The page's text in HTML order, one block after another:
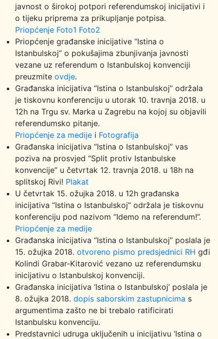
javnost o širokoj potpori referendumskoj inicijativi i
o tijeku priprema za prikupljanje potpisa.
Priopćenje Foto1 Foto2
Priopćenje građanske inicijative “Istina o
Istanbulskoj” o pokušajima zbunjivanja javnosti
vezane uz referendum o Istanbulskoj konvenciji
preuzmite ovdje.
Građanska inicijativa “Istina o Istanbulskoj” održala
je tiskovnu konferenciju u utorak 10. travnja 2018. u
12h na Trgu sv. Marka u Zagrebu na kojoj su objavili
referendumsko pitanje.
Priopćenje za medije i Fotografija
Građanska inicijativa “Istina o Istanbulskoj” vas
poziva na prosvjed “Split protiv Istanbulske
konvencije” u četvrtak 12. travnja 2018. u 18h na
splitskoj Rivi! Plakat
U četvrtak 15. ožujka 2018. u 12h građanska
inicijativa “Istina o Istanbulskoj” održala je tiskovnu
konferenciju pod nazivom “Idemo na referendum!”.
Priopćenje za medije
Građanska inicijativa “Istina o Istanbulskoj” poslala je
15. ožujka 2018. otvoreno pismo predsjednici RH gđi
Kolindi Grabar-Kitarović vezano uz referendumsku
inicijativu o Istanbulskoj konvenciji.
Građanska inicijativa ‘Istina o Istanbulskoj’ poslala je
8. ožujka 2018. dopis saborskim zastupnicima s
argumentima zašto ne bi trebalo ratificirati
Istanbulsku konvenciju.
Predstavnici udruga uključenih u inicijativu ‘Istina o